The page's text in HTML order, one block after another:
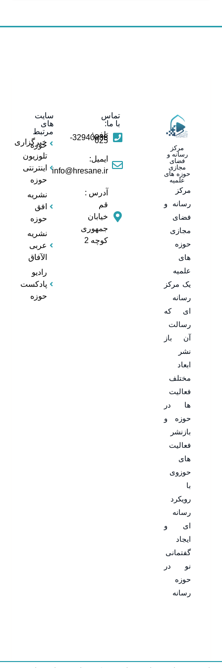
مرکز
رسانه و
فضای
مجازی
حوزه های
علمیه
مرکز
رسانه و
فضای
مجازی
حوزه
های
علمیه
یک مرکز
رسانه
ای که
رسالت
آن باز
نشر
ابعاد
مختلف
فعالیت
ها در
حوزه و
بازنشر
فعالیت
های
حوزوی
با
رویکرد
رسانه
ای و
ایجاد
گفتمانی
نو در
حوزه
رسانه
تماس
با ما:
تلفن:
32940838- 025
ایمیل:
info@hresane.ir
آدرس :
قم
خیابان
جمهوری
کوچه 2
سایت
های
مرتبط
خبرگزاری
حوزه
تلوزیون
اینترنتی
حوزه
نشریه
افق
حوزه
نشریه
عربی
الآفاق
رادیو
پادکست
حوزه